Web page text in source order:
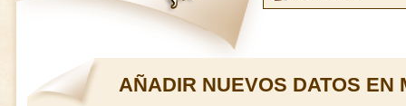
AÑADIR NUEVOS DATOS EN